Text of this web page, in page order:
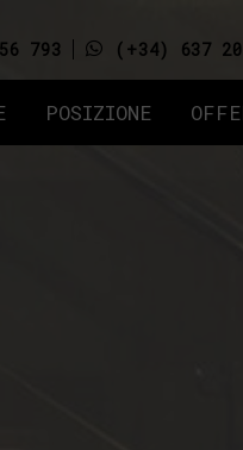
793 (+34) 637
POSIZIONE